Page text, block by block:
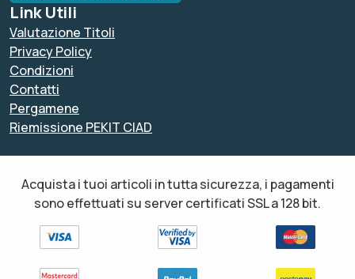
Link Utili
Valutazione Titoli
Privacy Policy
Condizioni
Contatti
Pergamene
Riemissione PEKIT CIAD
Acquista i tuoi articoli in tutta sicurezza, i pagamenti
sono effettuati su server certificati SSL a 128 bit.